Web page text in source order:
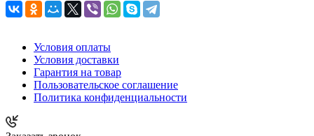
Условия оплаты
Условия доставки
Гарантия на товар
Пользовательское соглашение
Политика конфиденциальности